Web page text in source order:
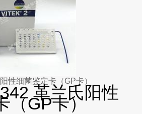
性细菌鉴定卡（GP卡）
革兰氏阳性
（GP卡）